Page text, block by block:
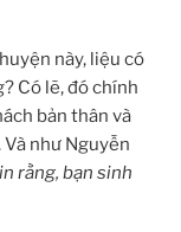
này, liệu có
Có lẽ, đó chính
bản thân và
như Nguyễn
rằng, bạn sinh